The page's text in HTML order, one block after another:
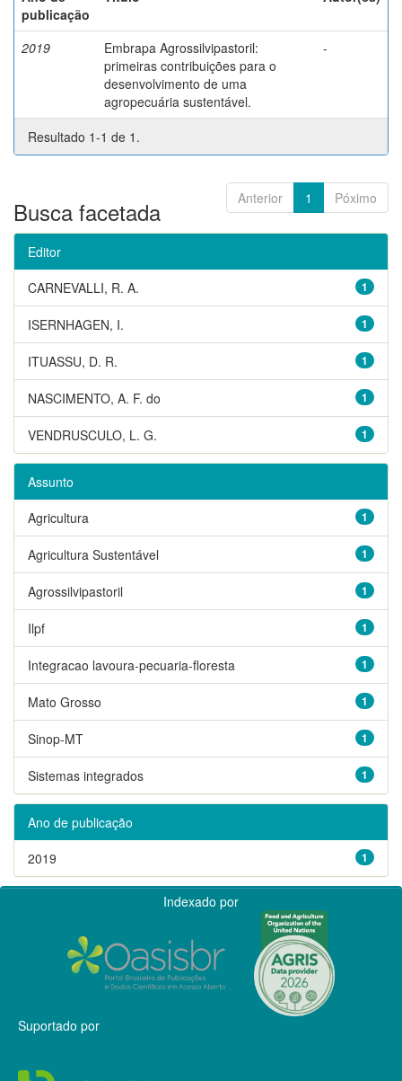
publicação
2019
Embrapa Agrossilvipastoril:
primeiras contribuições para o
desenvolvimento de uma
agropecuária sustentável.
-
Resultado 1-1 de 1.
Anterior 1 Póximo
Busca facetada
Editor
1
CARNEVALLI, R. A.
1
ISERNHAGEN, I.
1
ITUASSU, D. R.
1
NASCIMENTO, A. F. do
1
VENDRUSCULO, L. G.
Assunto
1
Agricultura
1
Agricultura Sustentável
1
Agrossilvipastoril
1
Ilpf
1
Integracao lavoura-pecuaria-floresta
1
Mato Grosso
1
Sinop-MT
1
Sistemas integrados
Ano de publicação
1
2019
Indexado por
Suportado por